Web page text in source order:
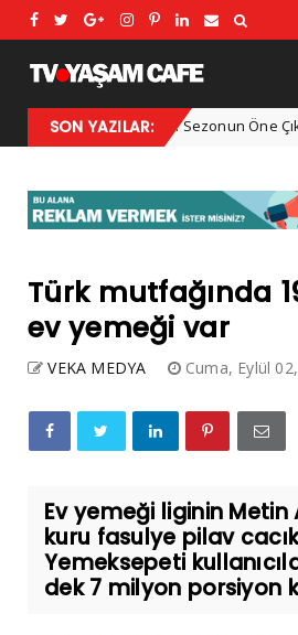
SON YAZILAR:
2025 Kış Modası: Sezonun Öne Çıkan
Türk mutfağında
ev yemeği var
VEKA MEDYA Cuma, Eylül
Ev yemeği liginin Metin
kuru fasulye pilav
Yemeksepeti
dek 7 milyon porsiyon